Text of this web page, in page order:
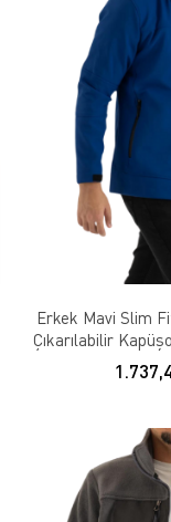
Erkek Mavi Slim
Çıkarılabilir